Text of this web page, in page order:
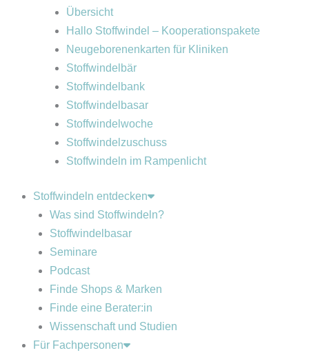
Übersicht
Hallo Stoffwindel – Kooperationspakete
Neugeborenenkarten für Kliniken
Stoffwindelbär
Stoffwindelbank
Stoffwindelbasar
Stoffwindelwoche
Stoffwindelzuschuss
Stoffwindeln im Rampenlicht
Stoffwindeln entdecken
Was sind Stoffwindeln?
Stoffwindelbasar
Seminare
Podcast
Finde Shops & Marken
Finde eine Berater:in
Wissenschaft und Studien
Für Fachpersonen